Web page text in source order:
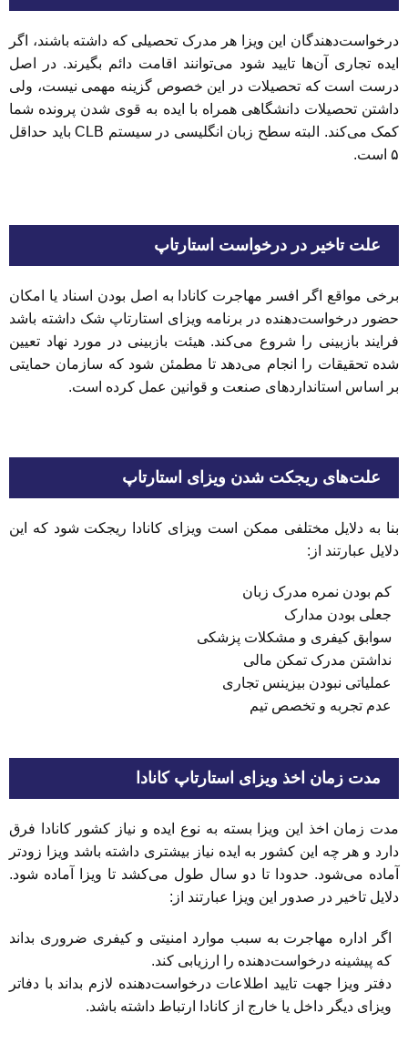
درخواست‌دهندگان این ویزا هر مدرک تحصیلی که داشته باشند، اگر
ایده تجاری آن‌ها تایید شود می‌توانند اقامت دائم بگیرند. در اصل
درست است که تحصیلات در این خصوص گزینه مهمی نیست، ولی
داشتن تحصیلات دانشگاهی همراه با ایده به قوی شدن پرونده شما
کمک می‌کند. البته سطح زبان انگلیسی در سیستم CLB باید حداقل
۵ است.
علت تاخیر در درخواست استارتاپ
برخی مواقع اگر افسر مهاجرت کانادا به اصل بودن اسناد یا امکان
حضور درخواست‌دهنده در برنامه ویزای استارتاپ شک داشته باشد
فرایند بازبینی را شروع می‌کند. هیئت بازبینی در مورد نهاد تعیین
شده تحقیقات را انجام می‌دهد تا مطمئن شود که سازمان حمایتی
بر اساس استانداردهای صنعت و قوانین عمل کرده است.
علت‌های ریجکت شدن ویزای استارتاپ
بنا به دلایل مختلفی ممکن است ویزای کانادا ریجکت شود که این
دلایل عبارتند از:
کم بودن نمره مدرک زبان
جعلی بودن مدارک
سوابق کیفری و مشکلات پزشکی
نداشتن مدرک تمکن مالی
عملیاتی نبودن بیزینس تجاری
‌عدم تجربه و تخصص تیم
مدت زمان اخذ ویزای استارتاپ کانادا
مدت زمان اخذ این ویزا بسته به نوع ایده و نیاز کشور کانادا فرق
دارد و هر چه این کشور به ایده نیاز بیشتری داشته باشد ویزا زودتر
آماده می‌شود. حدودا تا دو سال طول می‌کشد تا ویزا آماده شود.
دلایل تاخیر در صدور این ویزا عبارتند از:
اگر اداره مهاجرت به سبب موارد امنیتی و کیفری ضروری بداند
که پیشینه درخواست‌دهنده را ارزیابی کند.
دفتر ویزا جهت تایید اطلاعات درخواست‌دهنده لازم بداند با دفاتر
ویزای دیگر داخل یا خارج از کانادا ارتباط داشته باشد.